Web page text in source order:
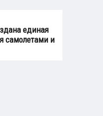
единая
самолетами и